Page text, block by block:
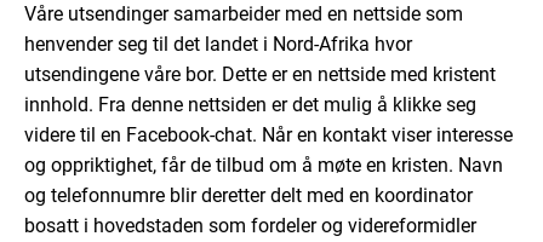
Våre utsendinger samarbeider med en nettside som
henvender seg til det landet i Nord-Afrika hvor
utsendingene våre bor. Dette er en nettside med kristent
innhold. Fra denne nettsiden er det mulig å klikke seg
videre til en Facebook-chat. Når en kontakt viser interesse
og oppriktighet, får de tilbud om å møte en kristen. Navn
og telefonnumre blir deretter delt med en koordinator
bosatt i hovedstaden som fordeler og videreformidler